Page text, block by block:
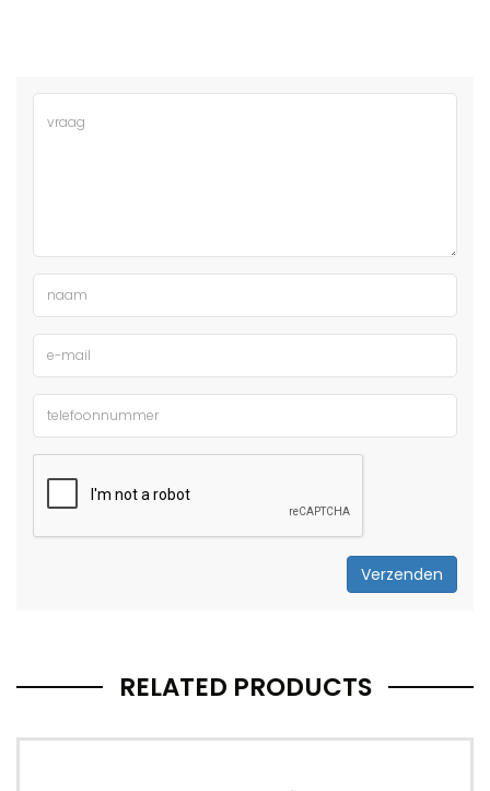
Verzenden
RELATED PRODUCTS